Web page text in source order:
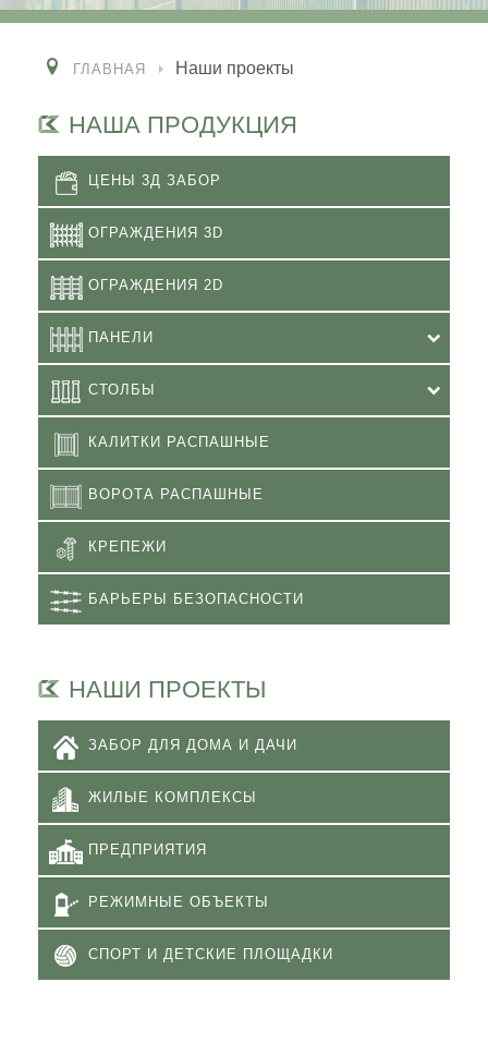
ГЛАВНАЯ Наши проекты
НАША ПРОДУКЦИЯ
ЦЕНЫ 3Д ЗАБОР
ОГРАЖДЕНИЯ 3D
ОГРАЖДЕНИЯ 2D
ПАНЕЛИ
СТОЛБЫ
КАЛИТКИ РАСПАШНЫЕ
ВОРОТА РАСПАШНЫЕ
КРЕПЕЖИ
БАРЬЕРЫ БЕЗОПАСНОСТИ
НАШИ ПРОЕКТЫ
ЗАБОР ДЛЯ ДОМА И ДАЧИ
ЖИЛЫЕ КОМПЛЕКСЫ
ПРЕДПРИЯТИЯ
РЕЖИМНЫЕ ОБЪЕКТЫ
СПОРТ И ДЕТСКИЕ ПЛОЩАДКИ